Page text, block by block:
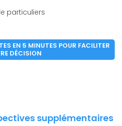
particuliers
EN 5 MINUTES POUR FACILITER
DÉCISION
supplémentaires